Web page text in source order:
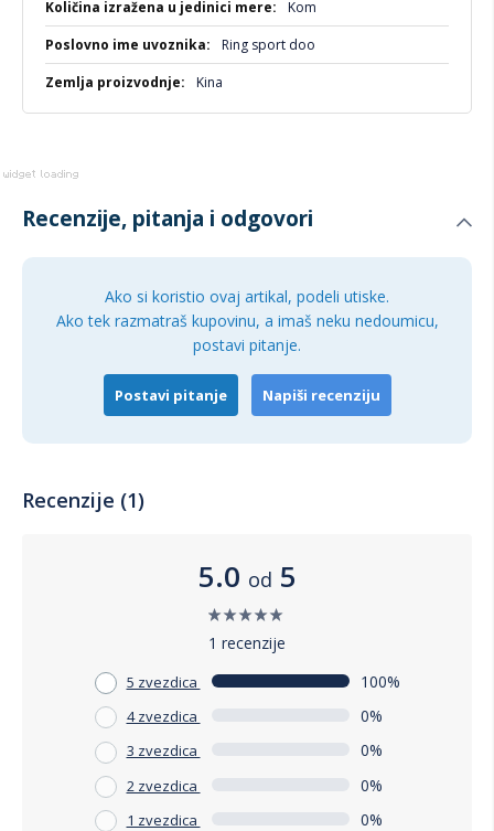
Kom
Ring sport doo
Kina
Recenzije, pitanja i odgovori
Ako si koristio ovaj artikal, podeli utiske.
Ako tek razmatraš kupovinu, a imaš neku nedoumicu,
postavi pitanje.
Postavi pitanje Napiši recenziju
Recenzije (1)
5.0 od 5
1 recenzije
5 zvezdica 100%
4 zvezdica 0%
3 zvezdica 0%
2 zvezdica 0%
1 zvezdica 0%